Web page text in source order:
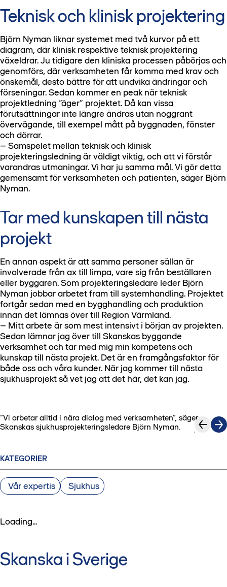
Teknisk och klinisk projektering
Björn Nyman liknar systemet med två kurvor på ett
diagram, där klinisk respektive teknisk projektering
växeldrar. Ju tidigare den kliniska processen påbörjas och
genomförs, där verksamheten får komma med krav och
önskemål, desto bättre för att undvika ändringar och
förseningar. Sedan kommer en peak när teknisk
projektledning ”äger” projektet. Då kan vissa
förutsättningar inte längre ändras utan noggrant
övervägande, till exempel mått på byggnaden, fönster
och dörrar.
– Samspelet mellan teknisk och klinisk
projekteringsledning är väldigt viktig, och att vi förstår
varandras utmaningar. Vi har ju samma mål. Vi gör detta
gemensamt för verksamheten och patienten, säger Björn
Nyman.
Tar med kunskapen till nästa
projekt
En annan aspekt är att samma personer sällan är
involverade från ax till limpa, vare sig från beställaren
eller byggaren. Som projekteringsledare leder Björn
Nyman jobbar arbetet fram till systemhandling. Projektet
fortgår sedan med en bygghandling och produktion
innan det lämnas över till Region Värmland.
– Mitt arbete är som mest intensivt i början av projekten.
Sedan lämnar jag över till Skanskas byggande
verksamhet och tar med mig min kompetens och
kunskap till nästa projekt. Det är en framgångsfaktor för
både oss och våra kunder. När jag kommer till nästa
sjukhusprojekt så vet jag att det här, det kan jag.
”Vi arbetar alltid i nära dialog med verksamheten”, säger
Skanskas sjukhusprojekteringsledare Björn Nyman.
1/ 3
KATEGORIER
Vår expertis Sjukhus
Loading...
Skanska i Sverige